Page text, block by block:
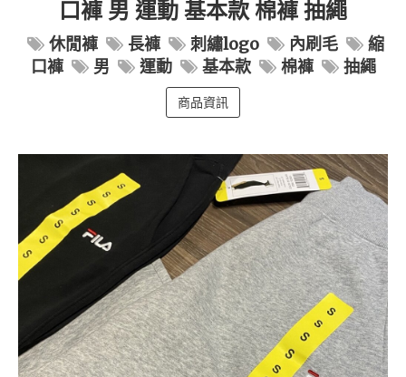
口褲 男 運動 基本款 棉褲 抽繩
休閒褲 長褲 刺繡logo 內刷毛
縮
口褲
男 運動 基本款 棉褲 抽繩
商品資訊